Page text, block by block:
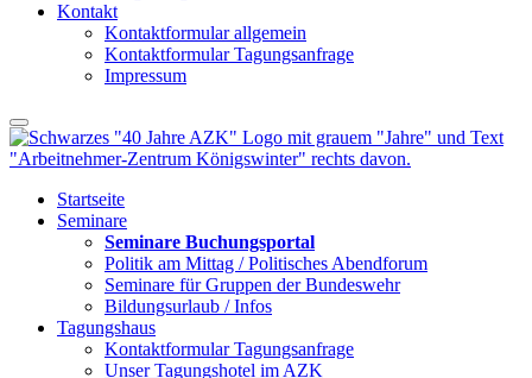
Kontakt
Kontaktformular allgemein
Kontaktformular Tagungsanfrage
Impressum
Startseite
Seminare
Seminare Buchungsportal
Politik am Mittag / Politisches Abendforum
Seminare für Gruppen der Bundeswehr
Bildungsurlaub / Infos
Tagungshaus
Kontaktformular Tagungsanfrage
Unser Tagungshotel im AZK